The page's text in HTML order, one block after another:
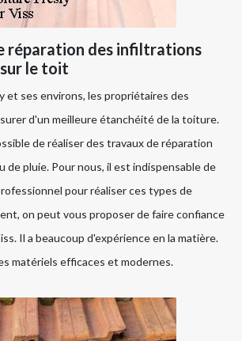
réparation des infiltrations
le toit
et ses environs, les propriétaires des
d'un meilleure étanchéité de la toiture.
de réaliser des travaux de réparation
de pluie. Pour nous, il est indispensable de
pour réaliser ces types de
on peut vous proposer de faire confiance
Il a beaucoup d'expérience en la matière.
matériels efficaces et modernes.